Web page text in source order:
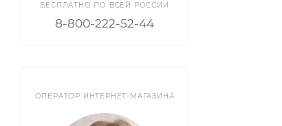
БЕСПЛАТНО ПО ВСЕЙ РОССИИ
8-800-222-52-44
ОПЕРАТОР ИНТЕРНЕТ-МАГАЗИНА